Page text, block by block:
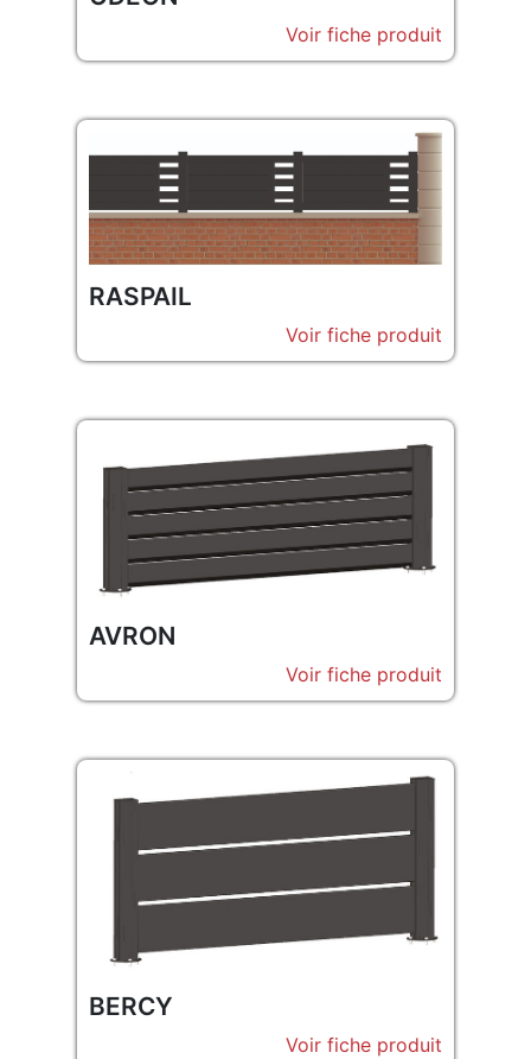
Voir fiche produit
RASPAIL
Voir fiche produit
AVRON
Voir fiche produit
BERCY
Voir fiche produit